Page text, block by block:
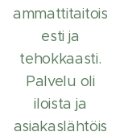
ammattitaitois
esti ja
tehokkaasti.
Palvelu oli
iloista ja
asiakaslähtöis